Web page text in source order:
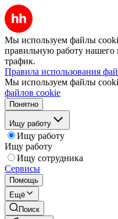
Мы используем файлы
правильную работу нашего
трафик.
Правила использования
Мы используем файлы
файлов cookie
Понятно
Ищу работу
Ищу работу
Ищу работу
Ищу сотрудника
Сервисы
Помощь
Ещё
Поиск